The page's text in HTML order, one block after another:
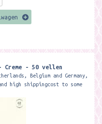
Creme - 50 vellen
Belgium and Germany,
high shippingcost to some